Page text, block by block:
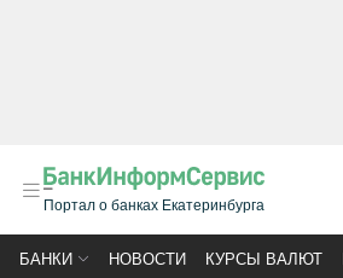
Портал о банках Екатеринбурга
БАНКИ НОВОСТИ КУРСЫ ВАЛЮТ